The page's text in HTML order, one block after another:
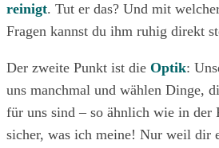
reinigt. Tut er das? Und mit
Fragen kannst du ihm ruhig direkt
Der zweite Punkt ist die Optik:
uns manchmal und wählen Dinge,
für uns sind – so ähnlich wie in
sicher, was ich meine! Nur weil dir